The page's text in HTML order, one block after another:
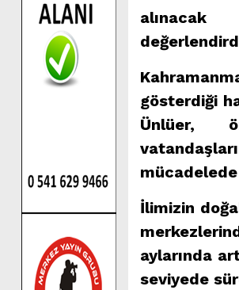
gösterdiği
Ünlüer,
İlimizin
aylarında
seviyede